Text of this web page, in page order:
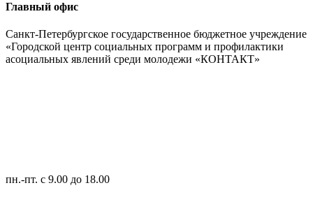
Главный офис
Санкт-Петербургское государственное бюджетное учреждение
«Городской центр социальных программ и профилактики
асоциальных явлений среди молодежи «КОНТАКТ»
пн.-пт. с 9.00 до 18.00